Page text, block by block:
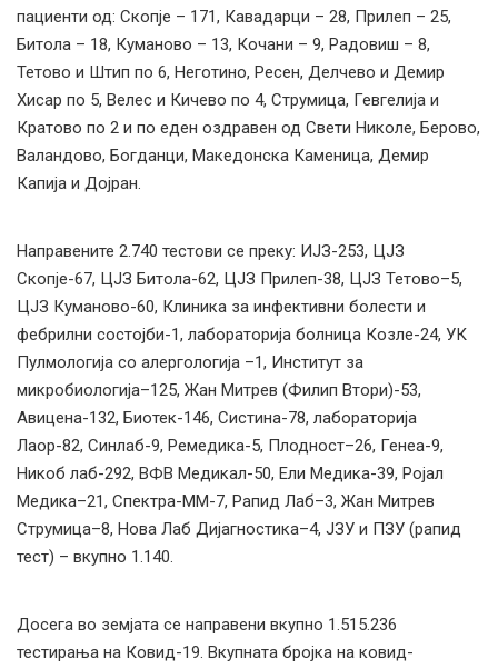
пациенти од: Скопје – 171, Кавадарци – 28, Прилеп – 25,
Битола – 18, Куманово – 13, Кочани – 9, Радовиш – 8,
Тетово и Штип по 6, Неготино, Ресен, Делчево и Демир
Хисар по 5, Велес и Кичево по 4, Струмица, Гевгелија и
Кратово по 2 и по еден оздравен од Свети Николе, Берово,
Валандово, Богданци, Македонска Каменица, Демир
Капија и Дојран.
Направените 2.740 тестови се преку: ИЈЗ-253, ЦЈЗ
Скопје-67, ЦЈЗ Битола-62, ЦЈЗ Прилеп-38, ЦЈЗ Тетово–5,
ЦЈЗ Куманово-60, Клиника за инфективни болести и
фебрилни состојби-1, лабораторија болница Козле-24, УК
Пулмологија со алергологија –1, Институт за
микробиологија–125, Жан Митрев (Филип Втори)-53,
Авицена-132, Биотек-146, Систина-78, лабораторија
Лаор-82, Синлаб-9, Ремедика-5, Плодност–26, Генеа-9,
Никоб лаб-292, ВФВ Медикал-50, Ели Медика-39, Ројал
Медика–21, Спектра-ММ-7, Рапид Лаб–3, Жан Митрев
Струмица–8, Нова Лаб Дијагностика–4, ЈЗУ и ПЗУ (рапид
тест) – вкупно 1.140.
Досега во земјата се направени вкупно 1.515.236
тестирања на Ковид-19. Вкупната бројка на ковид-